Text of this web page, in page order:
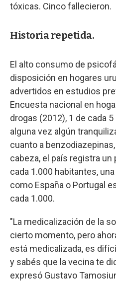
tóxicas. Cinco fallecieron.
Historia repetida.
El alto consumo de
disposición en hogares
advertidos en estudios
Encuesta nacional en
drogas (2012), 1 de cada
alguna vez algún
cuanto a
cabeza, el país registra
cada 1.000 habitantes,
como España o Portugal
cada 1.000.
"La medicalización de la
cierto momento, pero
está medicalizada, es
y sabés que la vecina te
expresó Gustavo